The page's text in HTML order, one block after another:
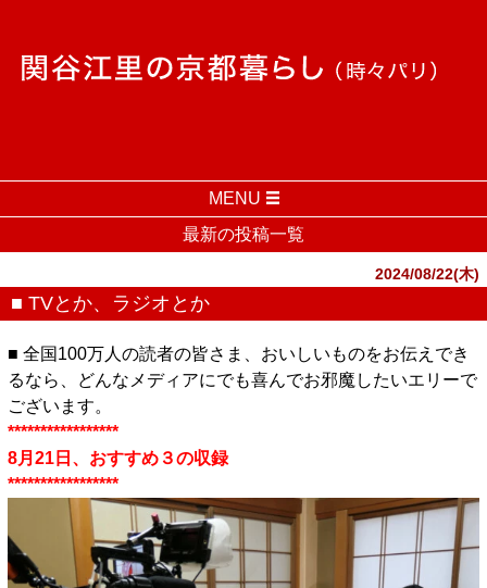
MENU
最新の投稿一覧
2024/08/22(木)
■ TVとか、ラジオとか
■ 全国100万人の読者の皆さま、おいしいものをお伝えでき
るなら、どんなメディアにでも喜んでお邪魔したいエリーで
ございます。
*****************
8月21日、おすすめ３の収録
*****************